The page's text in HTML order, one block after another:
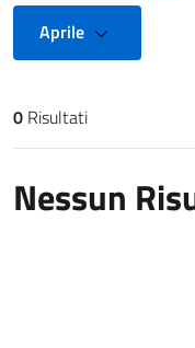
Aprile
Risultati di
0 Risultati
Nessun